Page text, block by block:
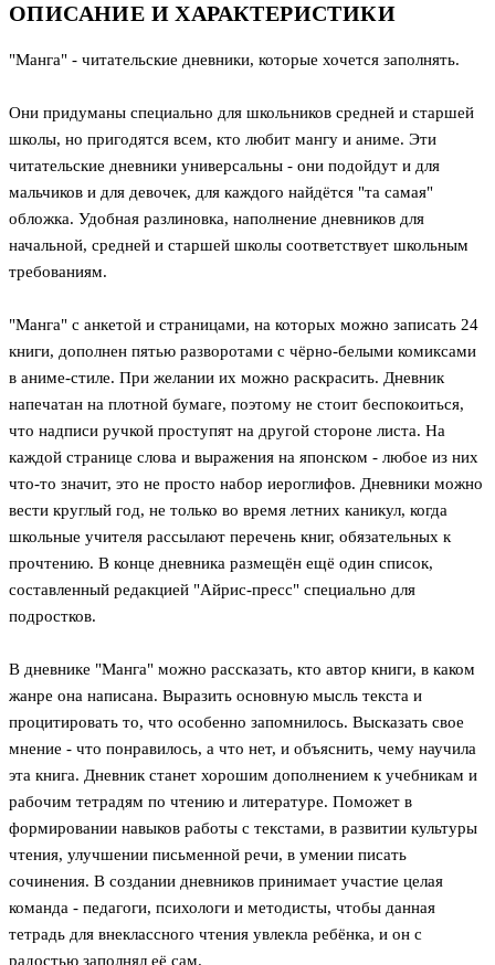
ОПИСАНИЕ И ХАРАКТЕРИСТИКИ
"Манга" - читательские дневники, которые хочется заполнять.
Они придуманы специально для школьников средней и старшей
школы, но пригодятся всем, кто любит мангу и аниме. Эти
читательские дневники универсальны - они подойдут и для
мальчиков и для девочек, для каждого найдётся "та самая"
обложка. Удобная разлиновка, наполнение дневников для
начальной, средней и старшей школы соответствует школьным
требованиям.
"Манга" с анкетой и страницами, на которых можно записать 24
книги, дополнен пятью разворотами с чёрно-белыми комиксами
в аниме-стиле. При желании их можно раскрасить. Дневник
напечатан на плотной бумаге, поэтому не стоит беспокоиться,
что надписи ручкой проступят на другой стороне листа. На
каждой странице слова и выражения на японском - любое из них
что-то значит, это не просто набор иероглифов. Дневники можно
вести круглый год, не только во время летних каникул, когда
школьные учителя рассылают перечень книг, обязательных к
прочтению. В конце дневника размещён ещё один список,
составленный редакцией "Айрис-пресс" специально для
подростков.
В дневнике "Манга" можно рассказать, кто автор книги, в каком
жанре она написана. Выразить основную мысль текста и
процитировать то, что особенно запомнилось. Высказать свое
мнение - что понравилось, а что нет, и объяснить, чему научила
эта книга. Дневник станет хорошим дополнением к учебникам и
рабочим тетрадям по чтению и литературе. Поможет в
формировании навыков работы с текстами, в развитии культуры
чтения, улучшении письменной речи, в умении писать
сочинения. В создании дневников принимает участие целая
команда - педагоги, психологи и методисты, чтобы данная
тетрадь для внеклассного чтения увлекла ребёнка, и он с
радостью заполнял её сам.